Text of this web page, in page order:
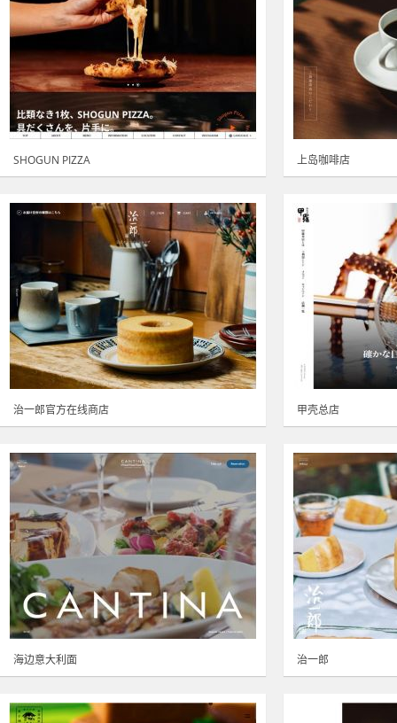
SHOGUN PIZZA 上岛咖啡店
治一郎官方在线商店 甲壳总店
海边意大利面 治一郎